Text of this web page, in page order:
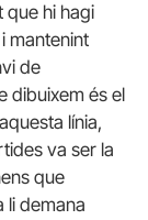
que hi hagi
mantenint
de
dibuixem és el
línia,
va ser la
que
li demana